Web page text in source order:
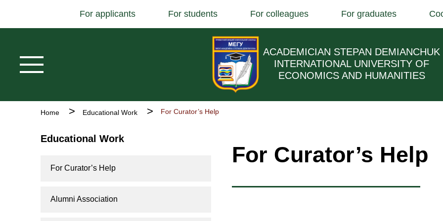
main
For applicants For students For colleagues For graduates
ACADEMICIAN STEPAN DEMIANCHUK
INTERNATIONAL UNIVERSITY OF
ECONOMICS AND HUMANITIES
Breadcrumb
Home Educational Work For Curator’s Help
Educational Work
For Curator’s Help
Alumni Association
For Curator’s Help